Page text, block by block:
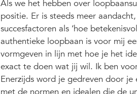
Als we het hebben over
positie. Er is steeds meer
succesfactoren als ‘hoe
authentieke loopbaan is voor mij
vormgeven in lijn met hoe je het
exact te doen wat jij wil. Ik ben
Enerzijds word je gedreven door